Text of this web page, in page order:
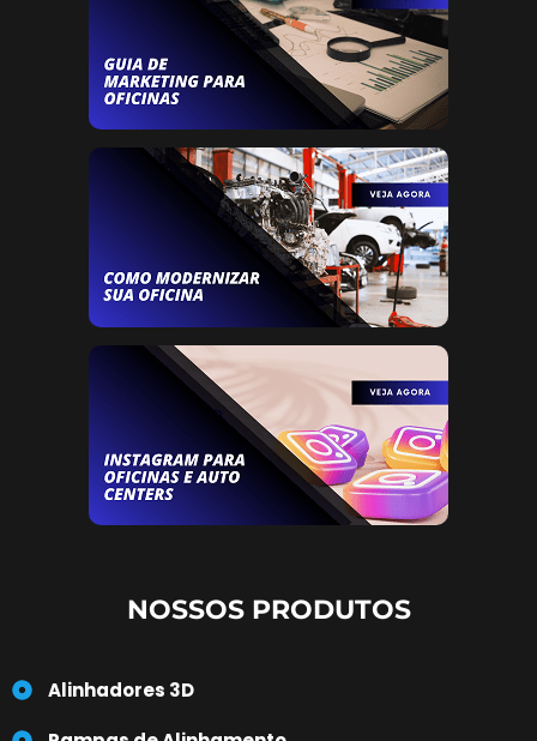
NOSSOS PRODUTOS
Alinhadores 3D